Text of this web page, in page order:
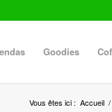
Goodies
Vous êtes ici : Accueil /